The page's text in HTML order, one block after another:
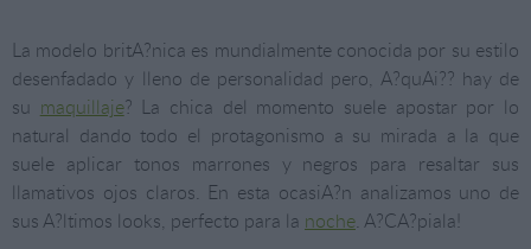
La modelo britA?nica es mundialmente conocida por su estilo
desenfadado y lleno de personalidad pero, A?quAi?? hay de
su maquillaje? La chica del momento suele apostar por lo
natural dando todo el protagonismo a su mirada a la que
suele aplicar tonos marrones y negros para resaltar sus
llamativos ojos claros. En esta ocasiA?n analizamos uno de
sus A?ltimos looks, perfecto para la noche. A?CA?piala!